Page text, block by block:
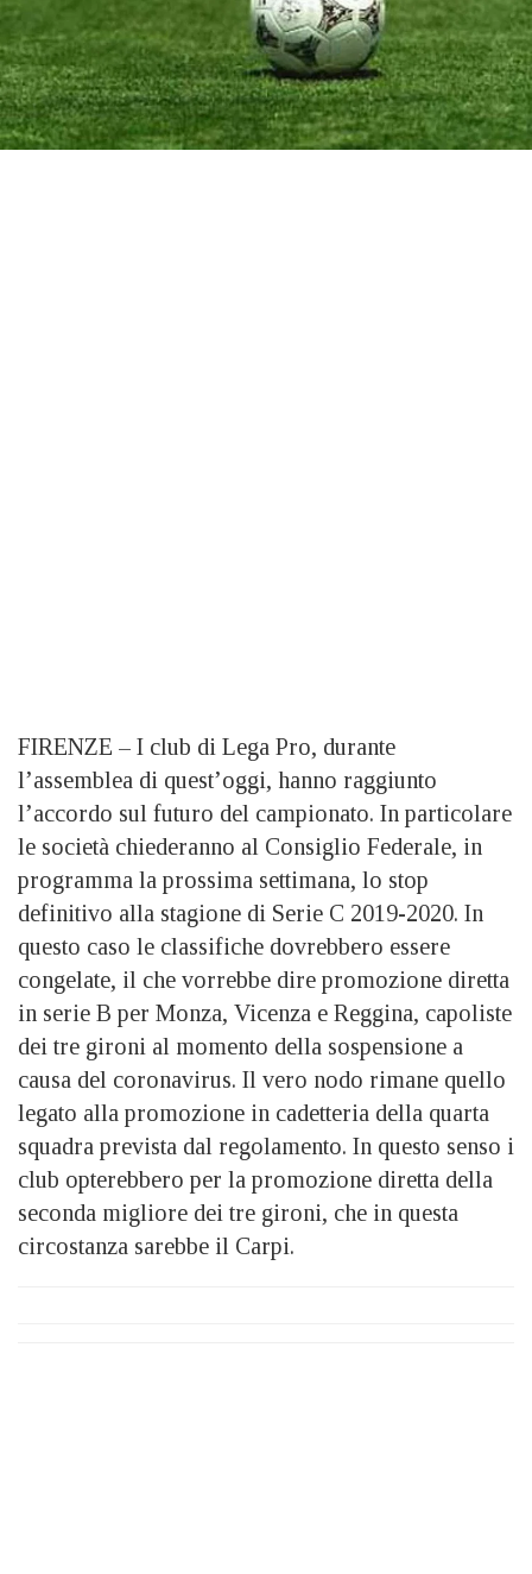
FIRENZE – I club di Lega Pro, durante
l’assemblea di quest’oggi, hanno raggiunto
l’accordo sul futuro del campionato. In particolare
le società chiederanno al Consiglio Federale, in
programma la prossima settimana, lo stop
definitivo alla stagione di Serie C 2019-2020. In
questo caso le classifiche dovrebbero essere
congelate, il che vorrebbe dire promozione diretta
in serie B per Monza, Vicenza e Reggina, capoliste
dei tre gironi al momento della sospensione a
causa del coronavirus. Il vero nodo rimane quello
legato alla promozione in cadetteria della quarta
squadra prevista dal regolamento. In questo senso i
club opterebbero per la promozione diretta della
seconda migliore dei tre gironi, che in questa
circostanza sarebbe il Carpi.